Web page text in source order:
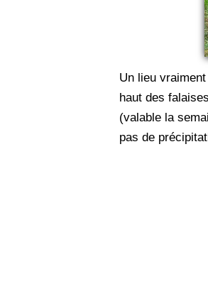
Un lieu
haut des
(valable la
pas de